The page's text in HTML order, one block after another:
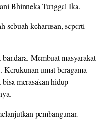
Bhinneka Tunggal Ika.
sebuah keharusan, seperti
Membuat masyarakat
Kerukunan umat beragama
merasakan hidup
pembangunan